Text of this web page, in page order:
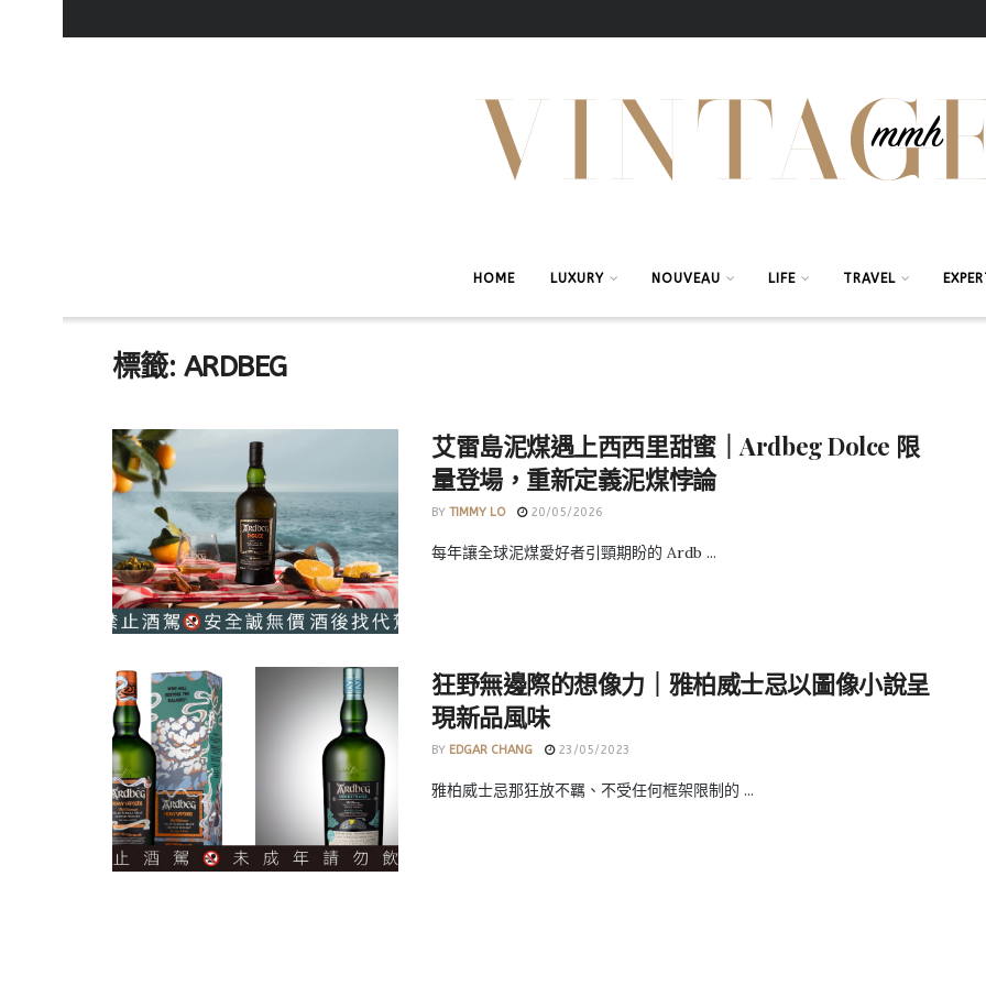
HOME LUXURY NOUVEAU LIFE TRAVEL
標籤: ARDBEG
艾雷島泥煤遇上西西里甜蜜｜Ardbeg Dolce 限
量登場，重新定義泥煤悖論
BY TIMMY LO 20/05/2026
每年讓全球泥煤愛好者引頸期盼的 Ardb ...
狂野無邊際的想像力｜雅柏威士忌以圖像小說呈
現新品風味
BY EDGAR CHANG 23/05/2023
雅柏威士忌那狂放不羈、不受任何框架限制的 ...